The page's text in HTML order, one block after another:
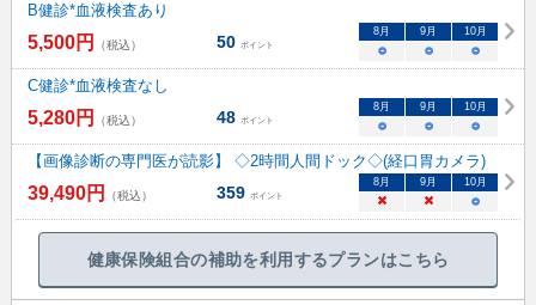
B健診*血液検査あり
5,500円 （税込） 50 ポイント
8月 9月 10月
○ ○ ○
C健診*血液検査なし
5,280円 （税込） 48 ポイント
8月 9月 10月
○ ○ ○
【画像診断の専門医が読影】 ◇2時間人間ドック◇(経口胃カメラ)
39,490円 （税込） 359 ポイント
8月 9月 10月
× × ○
健康保険組合の補助を利用するプランはこちら